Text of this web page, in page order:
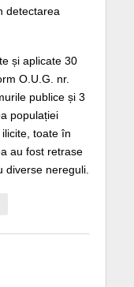
detectarea
și aplicate 30
O.U.G. nr.
publice și 3
populației
toate în
au fost retrase
diverse nereguli.